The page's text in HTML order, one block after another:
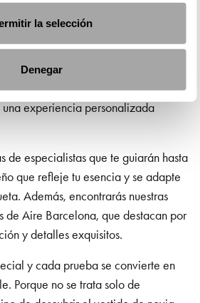
la selección
Denegar
vestido de novia es una decisión
Por eso, en nuestro punto de venta
mucho más que un catálogo de
una experiencia personalizada
de especialistas que te guiarán hasta
que refleje tu esencia y se adapte
Además, encontrarás nuestras
de Aire Barcelona, que destacan por
y detalles exquisitos.
y cada prueba se convierte en
Porque no se trata solo de